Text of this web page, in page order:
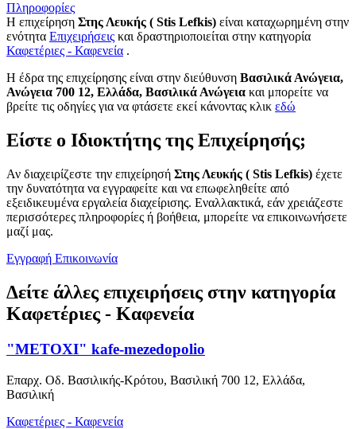
Πληροφορίες
Η επιχείρηση Στης Λευκής ( Stis Lefkis) είναι καταχωρημένη στην
ενότητα Επιχειρήσεις και δραστηριοποιείται στην κατηγορία
Καφετέριες - Καφενεία .
H έδρα της επιχείρησης είναι στην διεύθυνση Βασιλικά Ανώγεια,
Ανώγεια 700 12, Ελλάδα, Βασιλικά Ανώγεια και μπορείτε να
βρείτε τις οδηγίες για να φτάσετε εκεί κάνοντας κλικ εδώ
Είστε ο Ιδιοκτήτης της Επιχείρησής;
Αν διαχειρίζεστε την επιχείρησή Στης Λευκής ( Stis Lefkis) έχετε
την δυνατότητα να εγγραφείτε και να επωφεληθείτε από
εξειδικευμένα εργαλεία διαχείρισης. Εναλλακτικά, εάν χρειάζεστε
περισσότερες πληροφορίες ή βοήθεια, μπορείτε να επικοινωνήσετε
μαζί μας.
Εγγραφή Επικοινωνία
Δείτε άλλες επιχειρήσεις στην κατηγορία
Καφετέριες - Καφενεία
"METOXI" kafe-mezedopolio
Επαρχ. Οδ. Βασιλικής-Κρότου, Βασιλική 700 12, Ελλάδα,
Βασιλική
Καφετέριες - Καφενεία